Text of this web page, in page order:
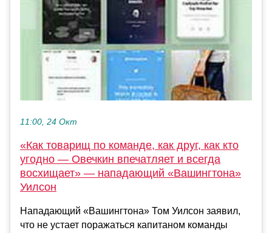
11:00, 24 Окт
«Как товарищ по команде, как друг, как кто
угодно — Овечкин впечатляет и всегда
восхищает» — нападающий «Вашингтона»
Уилсон
Нападающий «Вашингтона» Том Уилсон заявил,
что не устает поражаться капитаном команды